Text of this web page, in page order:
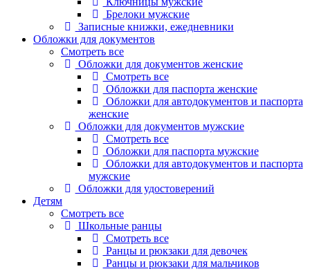
Брелоки мужские
Записные книжки, ежедневники
Обложки для документов
Смотреть все
Обложки для документов женские
Смотреть все
Обложки для паспорта женские
Обложки для автодокументов и паспорта
женские
Обложки для документов мужские
Смотреть все
Обложки для паспорта мужские
Обложки для автодокументов и паспорта
мужские
Обложки для удостоверений
Детям
Смотреть все
Школьные ранцы
Смотреть все
Ранцы и рюкзаки для девочек
Ранцы и рюкзаки для мальчиков